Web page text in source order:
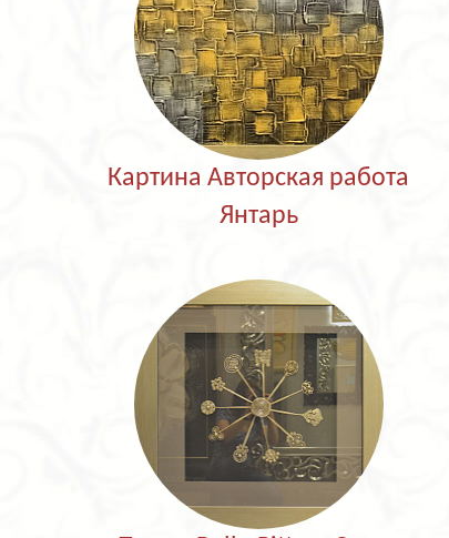
Картина Авторская работа
Янтарь